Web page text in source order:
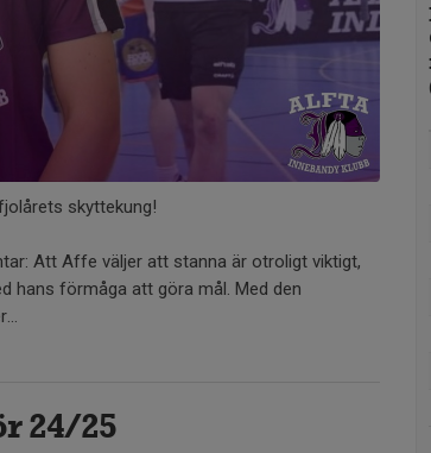
skyttekung!
Att Affe väljer att stanna är otroligt viktigt,
hans förmåga att göra mål. Med den
24/25